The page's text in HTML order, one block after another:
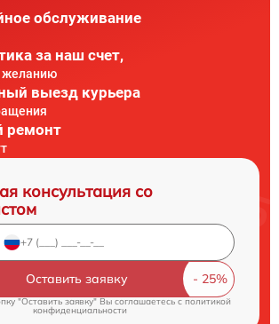
обслуживание
за наш счет,
желанию
выезд курьера
ремонт
консультация со
Оставить заявку
"Оставить заявку" Вы соглашаетесь cполитикой
конфиденциальности